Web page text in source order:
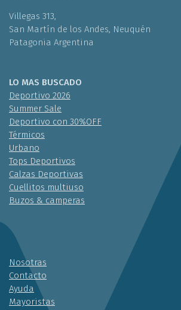
Villegas 313,
San Martín de los Andes, Neuquén
Patagonia Argentina
LO MAS BUSCADO
Deportivo 2026
Summer Sale
Deportivo con 30%OFF
Térmicos
Urbano
Tops Deportivos
Calzas Deportivas
Cuellitos multiuso
Buzos & camperas
Nosotras
Contacto
Ayuda
Mayoristas